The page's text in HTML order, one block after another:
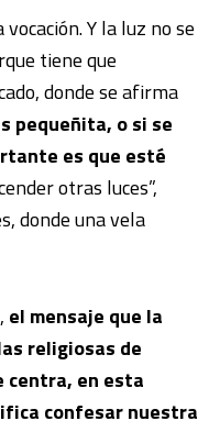
Y la luz no se
tiene que
donde se afirma
pequeñita, o si se
es que esté
otras luces”,
donde una vela
el mensaje que la
religiosas de
centra, en esta
confesar nuestra